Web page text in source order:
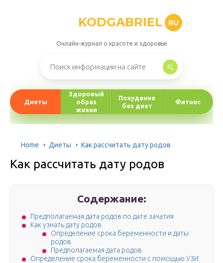
KODGABRIEL RU
Онлайн-журнал о красоте и здоровье
Диеты
Здоровый
образ
жизни
Похудение
без диет
Фитнес
Home Диеты Как рассчитать дату родов
Как рассчитать дату родов
Содержание:
Предполагаемая дата родов по дате зачатия
Как узнать дату родов
Определение срока беременности и даты
родов
Предполагаемая дата родов
Определение срока беременности с помощью УЗИ